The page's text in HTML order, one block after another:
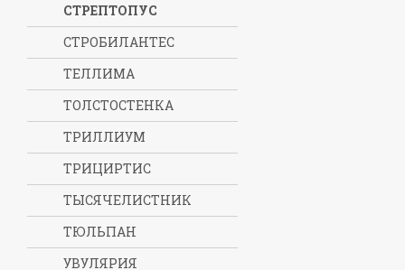
СТРЕПТОПУС
СТРОБИЛАНТЕС
ТЕЛЛИМА
ТОЛСТОСТЕНКА
ТРИЛЛИУМ
ТРИЦИРТИС
ТЫСЯЧЕЛИСТНИК
ТЮЛЬПАН
УВУЛЯРИЯ